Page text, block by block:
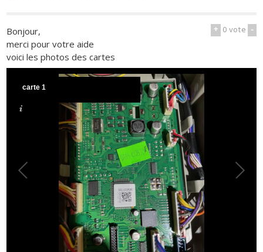
+ 0vote -
Bonjour,
merci pour votre aide
voici les photos des cartes
carte 1